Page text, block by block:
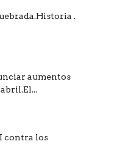
.
aumentos
contra los